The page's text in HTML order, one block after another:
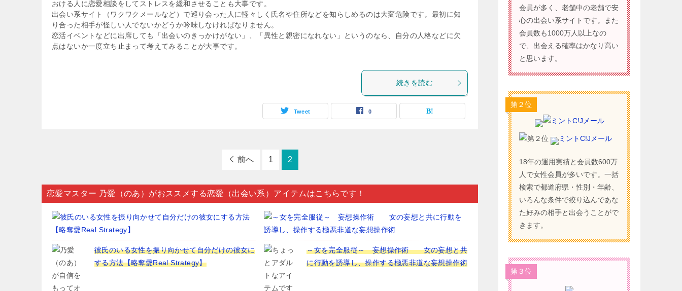
おける人に恋愛相談をしてストレスを緩和させることも大事です。
出会い系サイト（ワクワクメールなど）で巡り会った人に軽々しく氏名や住所などを知らしめるのは大変危険です。最初に知
り合った相手が怪しい人でないかどうか吟味しなければなりません。
恋活イベントなどに出席しても「出会いのきっかけがない」、「異性と親密になれない」というのなら、自分の人格などに欠
点はないか一度立ち止まって考えてみることが大事です。
続きを読む
Tweet 0
前へ 1 2
恋愛マスター 乃愛（のあ）がおススメする恋愛（出会い系）アイテムはこちらです！
彼氏のいる女性を振り向かせて自分だけの彼女に
する方法【略奪愛Real Strategy】
～女を完全服従～ 妄想操作術 女の妄想と共
に行動を誘導し、操作する極悪非道な妄想操作術
会員が多く、老舗中の老舗で安
心の出会い系サイトです。また
会員数も1000万人以上なの
で、出会える確率はかなり高い
と思います。
第２位
ミントC!Jメール
18年の運用実績と会員数600万
人で女性会員が多いです。一括
検索で都道府県・性別・年齢、
いろんな条件で絞り込んであな
た好みの相手と出会うことがで
きます。
第３位